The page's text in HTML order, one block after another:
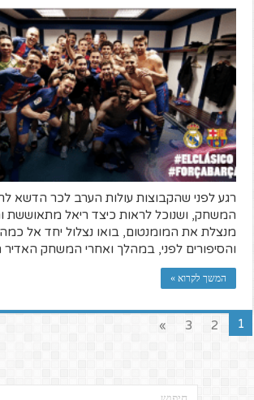
רגע לפני שהקבוצות עולות הערב לכר הדשא
המשחק, ושנוכל לראות כיצד ריאל מתאוששת
מנצלת את המומנטום, בואו נצלול יחד אל כמה
והסיפורים לפני, במהלך ואחרי המשחק האדיר
המשך לקרוא »
1
2
3
»